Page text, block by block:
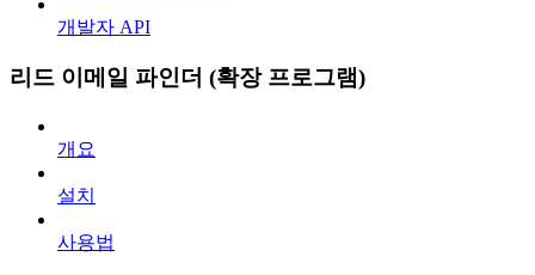
개발자 API
리드 이메일 파인더 (확장 프로그램)
개요
설치
사용법